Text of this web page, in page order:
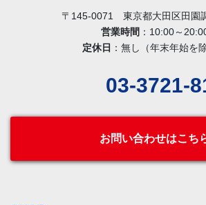
〒145-0071 東京都大田区田園
営業時間 ：10:00～
定休日 ：無し（年末年始を
03-3721-
お問い合わせはこち